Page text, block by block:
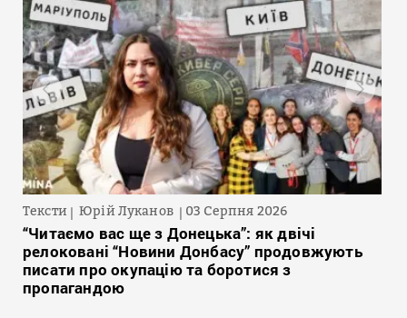
Тексти Юрій Луканов 03 Серпня 2026
“Читаємо вас ще з Донецька”: як двічі
релоковані “Новини Донбасу” продовжують
писати про окупацію та боротися з
пропагандою